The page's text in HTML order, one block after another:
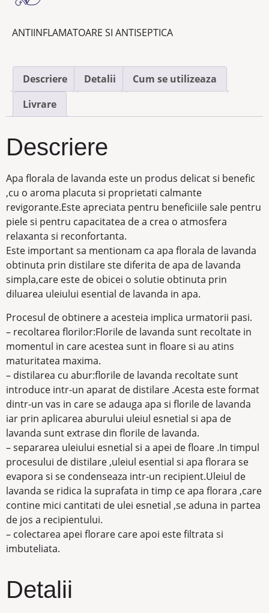
ANTIINFLAMATOARE SI ANTISEPTICA
Descriere Detalii
Cum se utilizeaza
Livrare
Descriere
Apa florala de lavanda este un produs delicat si benefic
,cu o aroma placuta si proprietati calmante
revigorante.Este apreciata pentru beneficiile sale pentru
piele si pentru capacitatea de a crea o atmosfera
relaxanta si reconfortanta.
Este important sa mentionam ca apa florala de lavanda
obtinuta prin distilare ste diferita de apa de lavanda
simpla,care este de obicei o solutie obtinuta prin
diluarea uleiului esential de lavanda in apa.
Procesul de obtinere a acesteia implica urmatorii pasi.
– recoltarea florilor:Florile de lavanda sunt recoltate in
momentul in care acestea sunt in floare si au atins
maturitatea maxima.
– distilarea cu abur:florile de lavanda recoltate sunt
introduce intr-un aparat de distilare .Acesta este format
dintr-un vas in care se adauga apa si florile de lavanda
iar prin aplicarea aburului uleiul esnetial si apa de
lavanda sunt extrase din florile de lavanda.
– separarea uleiului esnetial si a apei de floare .In timpul
procesului de distilare ,uleiul esential si apa florara se
evapora si se condenseaza intr-un recipient.Uleiul de
lavanda se ridica la suprafata in timp ce apa florara ,care
contine mici cantitati de ulei esnetial ,se aduna in partea
de jos a recipientului.
– colectarea apei florare care apoi este filtrata si
imbuteliata.
Detalii